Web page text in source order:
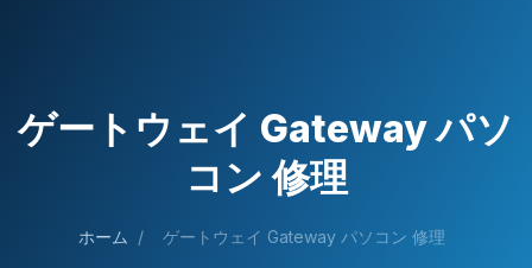
ゲートウェイ Gateway パソ
コン 修理
ホーム / ゲートウェイ Gateway パソコン 修理